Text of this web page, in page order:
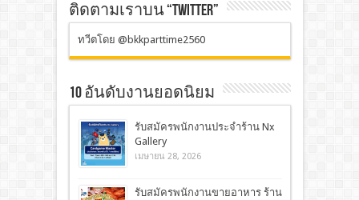
ติดตามเราบน “TWITTER”
ทวีตโดย @bkkparttime2560
10 อันดับงานยอดนิยม
รับสมัครพนักงานประจำร้าน Nx
Gallery
เมษายน 28, 2026
รับสมัครพนักงานขายอาหาร ร้าน